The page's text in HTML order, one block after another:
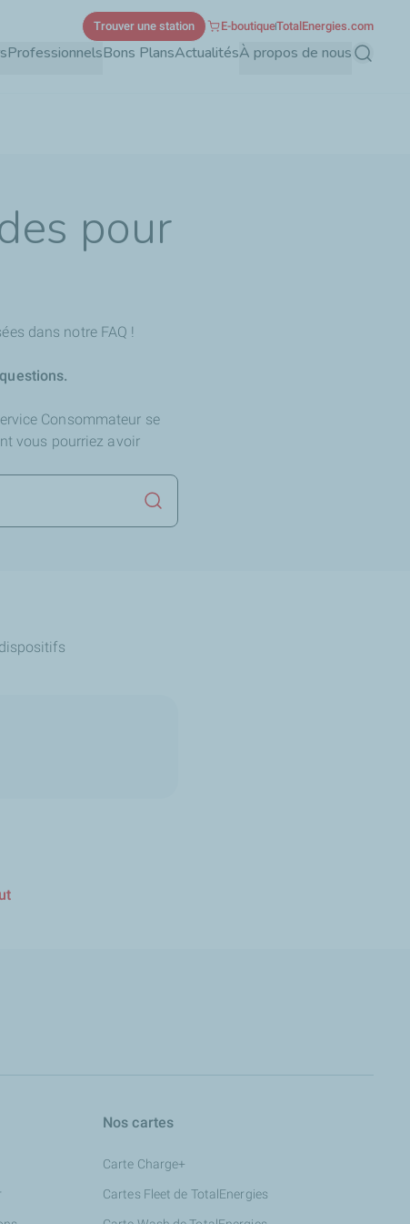
ProfessionnelsBons PlansActualitésÀ propos de nous
Trouver une station E-boutiqueTotalEnergies.com
pour
dans notre FAQ !
Consommateur se
vous pourriez avoir
Lancer la recherche
Nos cartes
Carte Charge+
Cartes Fleet de TotalEnergies